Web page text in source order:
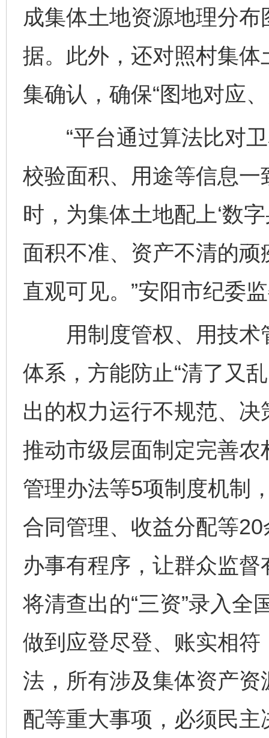
成集体土地资源地理分
据。此外，还对照村集
集确认，确保“图地对应
“平台通过算法比对卫
校验面积、用途等信息
时，为集体土地配上‘数
面积不准、资产不清的
直观可见。”安阳市纪委
用制度管权、用技术
体系，方能防止“清了又
出的权力运行不规范、
推动市级层面制定完善
管理办法等5项制度机制
合同管理、收益分配等
办事有程序，让群众监
将清查出的“三资”录入全
做到应登尽登、账实相符
法，所有涉及集体资产
配等重大事项，必须民主